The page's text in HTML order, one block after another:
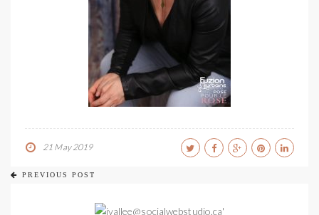
21 May 2019
PREVIOUS POST